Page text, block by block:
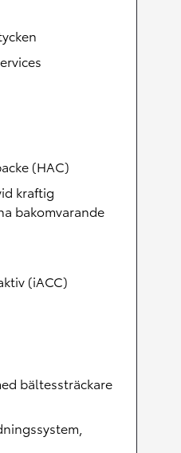
(HAC)
kraftig
bakomvarande
(iACC)
bältessträckare